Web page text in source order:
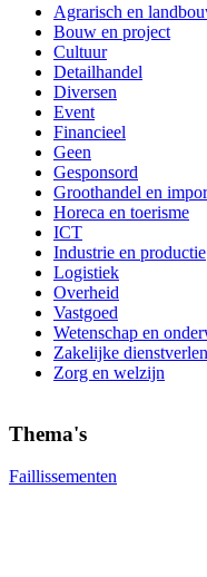
Agrarisch en
Bouw en project
Cultuur
Detailhandel
Diversen
Event
Financieel
Geen
Gesponsord
Groothandel en
Horeca en toerisme
ICT
Industrie en productie
Logistiek
Overheid
Vastgoed
Wetenschap en
Zakelijke
Zorg en welzijn
Thema's
Faillissementen